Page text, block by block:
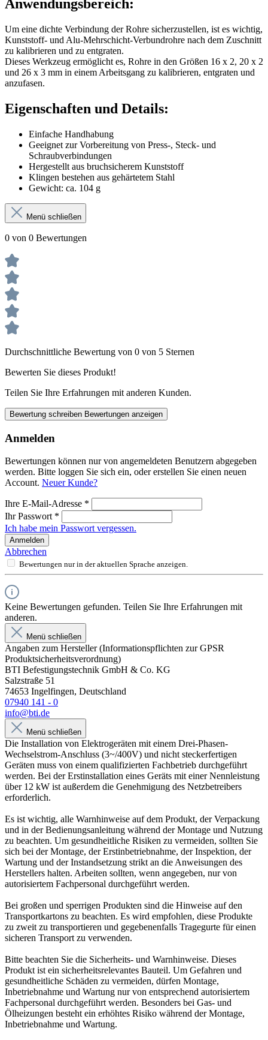
Anwendungsbereich:
Um eine dichte Verbindung der Rohre sicherzustellen, ist es wichtig,
Kunststoff- und Alu-Mehrschicht-Verbundrohre nach dem Zuschnitt
zu kalibrieren und zu entgraten.
Dieses Werkzeug ermöglicht es, Rohre in den Größen 16 x 2, 20 x 2
und 26 x 3 mm in einem Arbeitsgang zu kalibrieren, entgraten und
anzufasen.
Eigenschaften und Details:
Einfache Handhabung
Geeignet zur Vorbereitung von Press-, Steck- und
Schraubverbindungen
Hergestellt aus bruchsicherem Kunststoff
Klingen bestehen aus gehärtetem Stahl
Gewicht: ca. 104 g
Menü schließen
0 von 0 Bewertungen
Durchschnittliche Bewertung von 0 von 5 Sternen
Bewerten Sie dieses Produkt!
Teilen Sie Ihre Erfahrungen mit anderen Kunden.
Bewertung schreiben Bewertungen anzeigen
Anmelden
Bewertungen können nur von angemeldeten Benutzern abgegeben
werden. Bitte loggen Sie sich ein, oder erstellen Sie einen neuen
Account. Neuer Kunde?
Ihre E-Mail-Adresse *
Ihr Passwort *
Ich habe mein Passwort vergessen.
Anmelden
Abbrechen
Bewertungen nur in der aktuellen Sprache anzeigen.
Keine Bewertungen gefunden. Teilen Sie Ihre Erfahrungen mit
anderen.
Menü schließen
Angaben zum Hersteller (Informationspflichten zur GPSR
Produktsicherheitsverordnung)
BTI Befestigungstechnik GmbH & Co. KG
Salzstraße 51
74653 Ingelfingen, Deutschland
07940 141 - 0
info@bti.de
Menü schließen
Die Installation von Elektrogeräten mit einem Drei-Phasen-
Wechselstrom-Anschluss (3~/400V) und nicht steckerfertigen
Geräten muss von einem qualifizierten Fachbetrieb durchgeführt
werden. Bei der Erstinstallation eines Geräts mit einer Nennleistung
über 12 kW ist außerdem die Genehmigung des Netzbetreibers
erforderlich.
Es ist wichtig, alle Warnhinweise auf dem Produkt, der Verpackung
und in der Bedienungsanleitung während der Montage und Nutzung
zu beachten. Um gesundheitliche Risiken zu vermeiden, sollten Sie
sich bei der Montage, der Erstinbetriebnahme, der Inspektion, der
Wartung und der Instandsetzung strikt an die Anweisungen des
Herstellers halten. Arbeiten sollten, wenn angegeben, nur von
autorisiertem Fachpersonal durchgeführt werden.
Bei großen und sperrigen Produkten sind die Hinweise auf den
Transportkartons zu beachten. Es wird empfohlen, diese Produkte
zu zweit zu transportieren und gegebenenfalls Tragegurte für einen
sicheren Transport zu verwenden.
Bitte beachten Sie die Sicherheits- und Warnhinweise. Dieses
Produkt ist ein sicherheitsrelevantes Bauteil. Um Gefahren und
gesundheitliche Schäden zu vermeiden, dürfen Montage,
Inbetriebnahme und Wartung nur von entsprechend autorisiertem
Fachpersonal durchgeführt werden. Besonders bei Gas- und
Ölheizungen besteht ein erhöhtes Risiko während der Montage,
Inbetriebnahme und Wartung.